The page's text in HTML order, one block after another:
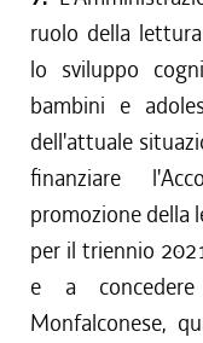
ruolo della
lo sviluppo
bambini e
dell'attuale
finanziare
promozione della
per il triennio
e a
Monfalconese,